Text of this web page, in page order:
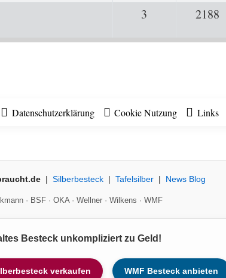
3 Antworten2188
Datenschutzerklärung Cookie Nutzung Links
| Silberbesteck | Tafelsilber | News Blog
· BSF· OKA· Wellner· Wilkens · WMF
Besteck unkompliziert zu Geld!
verkaufen WMF Besteck anbieten